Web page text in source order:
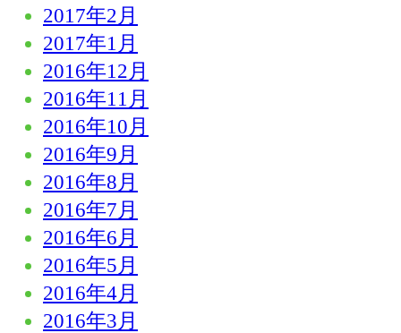
2017年2月
2017年1月
2016年12月
2016年11月
2016年10月
2016年9月
2016年8月
2016年7月
2016年6月
2016年5月
2016年4月
2016年3月